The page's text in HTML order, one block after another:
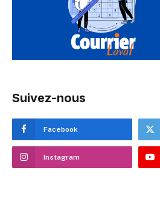
Suivez-nous
Facebook
Instagram